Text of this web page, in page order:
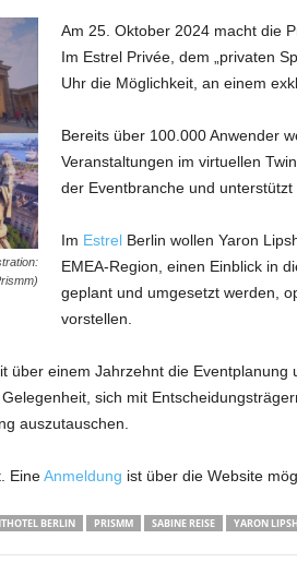
Am 25. Oktober 2024 macht die
Im Estrel Privée, dem „privaten
Uhr die Möglichkeit, an einem
Bereits über 100.000 Anwender
Veranstaltungen im virtuellen
der Eventbranche und
Im EstrelBerlin wollen Yaron
EMEA-Region, einen Einblick in
geplant und umgesetzt werden,
vorstellen.
über einem Jahrzehnt die
sich mit
auszutauschen.
EineAnmeldung ist über die Website
BERLIN PRISMM SABINE REISE YARON